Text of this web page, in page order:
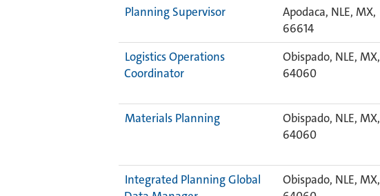
Planning Supervisor
Apodaca, NLE, MX,
66614
Logistics Operations
Coordinator
Obispado, NLE, MX,
64060
Materials Planning
Obispado, NLE, MX,
64060
Integrated Planning Global
Obispado, NLE, MX,